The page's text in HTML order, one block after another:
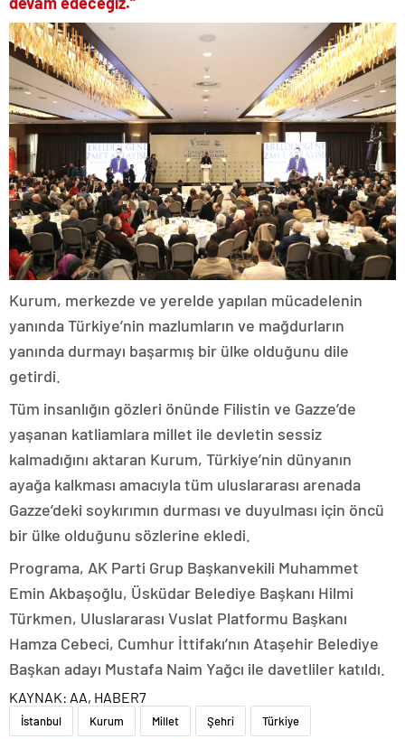
Kurum, merkezde ve yerelde yapılan mücadelenin
yanında Türkiye’nin mazlumların ve mağdurların
yanında durmayı başarmış bir ülke olduğunu dile
getirdi.
Tüm insanlığın gözleri önünde Filistin ve Gazze’de
yaşanan katliamlara millet ile devletin sessiz
kalmadığını aktaran Kurum, Türkiye’nin dünyanın
ayağa kalkması amacıyla tüm uluslararası arenada
Gazze’deki soykırımın durması ve duyulması için öncü
bir ülke olduğunu sözlerine ekledi.
Programa, AK Parti Grup Başkanvekili Muhammet
Emin Akbaşoğlu, Üsküdar Belediye Başkanı Hilmi
Türkmen, Uluslararası Vuslat Platformu Başkanı
Hamza Cebeci, Cumhur İttifakı’nın Ataşehir Belediye
Başkan adayı Mustafa Naim Yağcı ile davetliler katıldı.
KAYNAK: AA, HABER7
İstanbul Kurum Millet Şehri Türkiye